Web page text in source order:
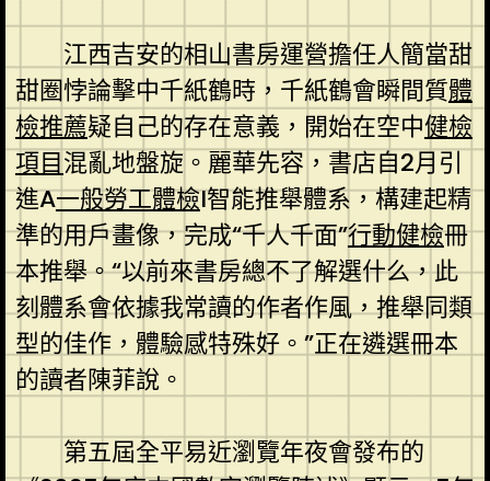
江西吉安的相山書房運營擔任人簡當甜
甜圈悖論擊中千紙鶴時，千紙鶴會瞬間質體
檢推薦疑自己的存在意義，開始在空中健檢
項目混亂地盤旋。麗華先容，書店自2月引
進A一般勞工體檢I智能推舉體系，構建起精
準的用戶畫像，完成“千人千面”行動健檢冊
本推舉。“以前來書房總不了解選什么，此
刻體系會依據我常讀的作者作風，推舉同類
型的佳作，體驗感特殊好。”正在遴選冊本
的讀者陳菲說。
第五屆全平易近瀏覽年夜會發布的